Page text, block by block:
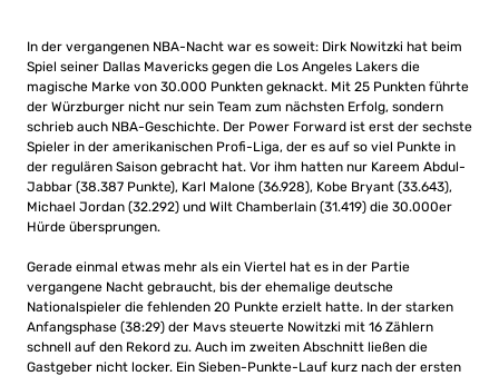
In der vergangenen NBA-Nacht war es soweit: Dirk Nowitzki hat beim
Spiel seiner Dallas Mavericks gegen die Los Angeles Lakers die
magische Marke von 30.000 Punkten geknackt. Mit 25 Punkten führte
der Würzburger nicht nur sein Team zum nächsten Erfolg, sondern
schrieb auch NBA-Geschichte. Der Power Forward ist erst der sechste
Spieler in der amerikanischen Profi-Liga, der es auf so viel Punkte in
der regulären Saison gebracht hat. Vor ihm hatten nur Kareem Abdul-
Jabbar (38.387 Punkte), Karl Malone (36.928), Kobe Bryant (33.643),
Michael Jordan (32.292) und Wilt Chamberlain (31.419) die 30.000er
Hürde übersprungen.
Gerade einmal etwas mehr als ein Viertel hat es in der Partie
vergangene Nacht gebraucht, bis der ehemalige deutsche
Nationalspieler die fehlenden 20 Punkte erzielt hatte. In der starken
Anfangsphase (38:29) der Mavs steuerte Nowitzki mit 16 Zählern
schnell auf den Rekord zu. Auch im zweiten Abschnitt ließen die
Gastgeber nicht locker. Ein Sieben-Punkte-Lauf kurz nach der ersten